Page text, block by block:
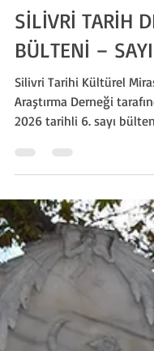
Silivri Tarih Derneği
19 Mar
2 dakikada
SİLİVRİ TARİH
BÜLTENİ –
Silivri Tarihi Kültürel
2026 tarihli 6. sayı
toplumsal farkındalığı
bir içerikle okurlarıyla